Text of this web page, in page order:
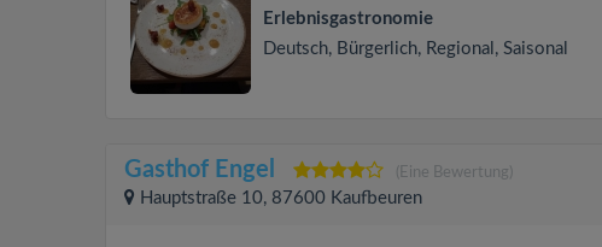
Erlebnisgastronomie
Deutsch, Bürgerlich, Regional, Saisonal
Gasthof Engel (Eine Bewertung)
Hauptstraße 10, 87600 Kaufbeuren